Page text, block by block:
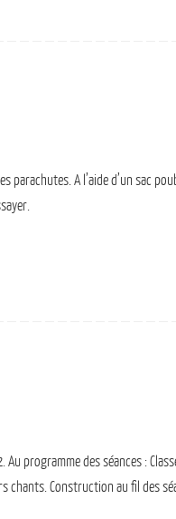
A l’aide d’un sac
programme des séances :
chants. Construction au fil des